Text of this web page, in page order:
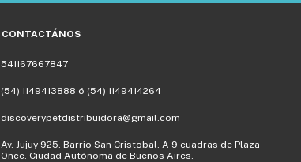
CONTACTÁNOS
541167667847
(54) 1149413888 ó (54) 1149414264
discoverypetdistribuidora@gmail.com
Av. Jujuy 925. Barrio San Cristobal. A 9 cuadras de Plaza
Once. Ciudad Autónoma de Buenos Aires.